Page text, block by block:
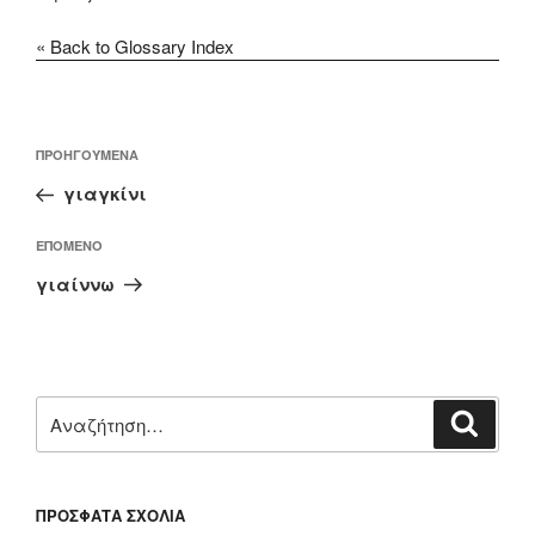
« Back to Glossary Index
άρθρων
Προηγούμενο
άρθρο
ΠΡΟΗΓΟΎΜΕΝΑ
γιαγκίνι
Επόμενο
άρθρο
ΕΠΌΜΕΝΟ
γιαίννω
για:
ΠΡΌΣΦΑΤΑ ΣΧΌΛΙΑ